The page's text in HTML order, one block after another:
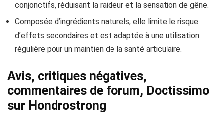
conjonctifs, réduisant la raideur et la sensation de gêne.
Composée d’ingrédients naturels, elle limite le risque
d’effets secondaires et est adaptée à une utilisation
régulière pour un maintien de la santé articulaire.
Avis, critiques négatives,
commentaires de forum, Doctissimo
sur Hondrostrong